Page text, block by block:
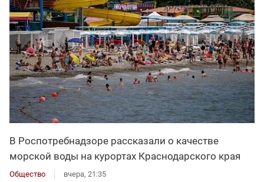
В Роспотребнадзоре рассказали о качестве
морской воды на курортах Краснодарского края
Общество вчера, 21:35